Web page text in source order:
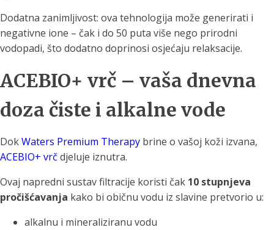
Dodatna zanimljivost: ova tehnologija može generirati i
negativne ione – čak i do 50 puta više nego prirodni
vodopadi, što dodatno doprinosi osjećaju relaksacije.
ACEBIO+ vrč – vaša dnevna
doza čiste i alkalne vode
DokWaters Premium Therapy brine o vašoj koži izvana,
ACEBIO+ vrč djeluje iznutra.
Ovaj napredni sustav filtracije koristi čak 10 stupnjeva
pročišćavanja kako bi običnu vodu iz slavine pretvorio u:
alkalnu i mineraliziranu vodu